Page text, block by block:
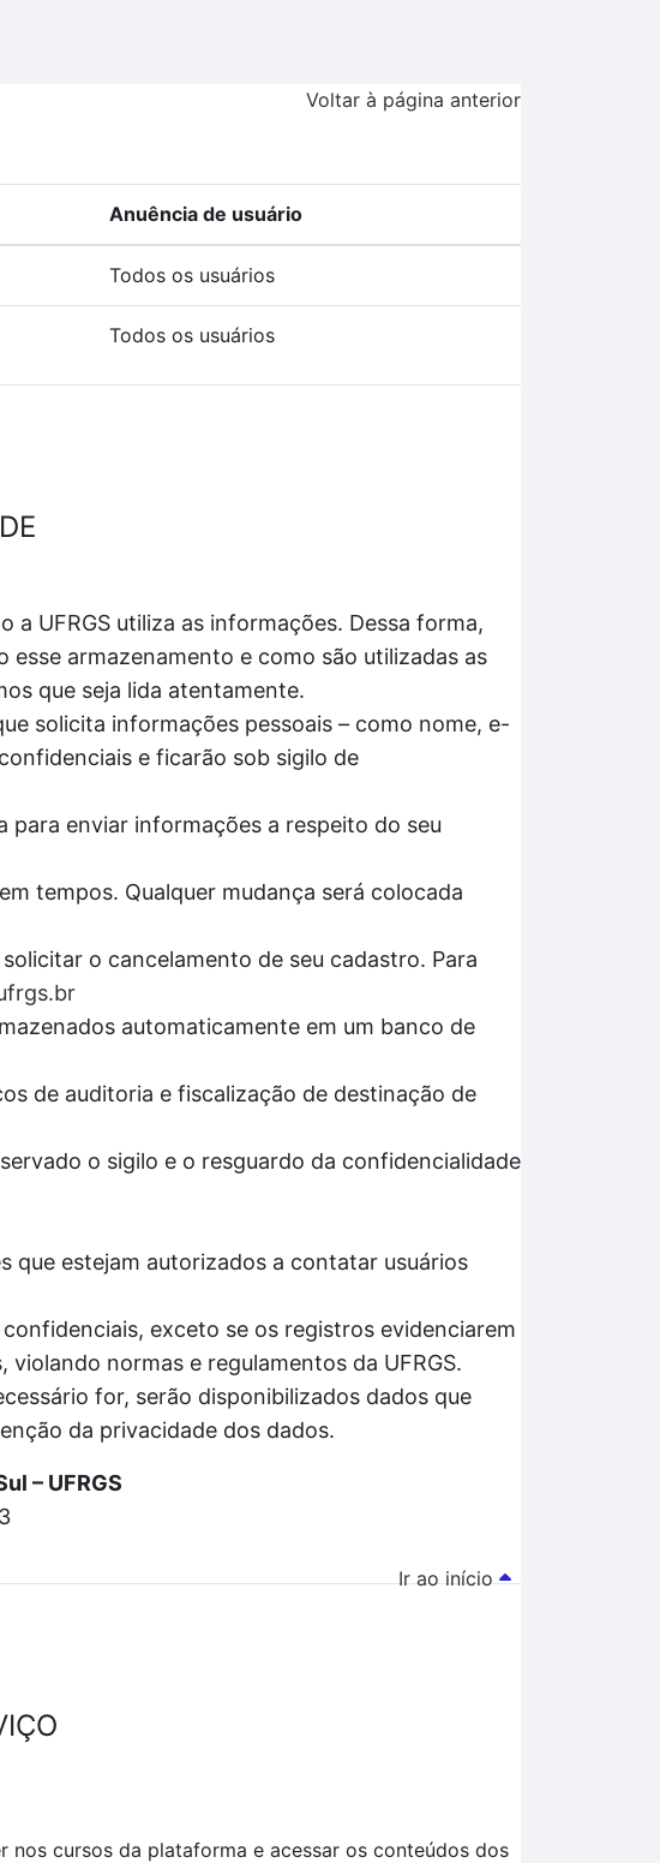
Voltar à página anterior
Anuência de usuário
Todos os usuários
Todos os usuários
UFRGS utiliza as informações. Dessa forma,
armazenamento e como são utilizadas as
que seja lida atentamente.
solicita informações pessoais – como nome, e-
e ficarão sob sigilo de
para enviar informações a respeito do seu
tempos. Qualquer mudança será colocada
o cancelamento de seu cadastro. Para
automaticamente em um banco de
de auditoria e fiscalização de destinação de
o sigilo e o resguardo da confidencialidade
que estejam autorizados a contatar usuários
exceto se os registros evidenciarem
normas e regulamentos da UFRGS.
for, serão disponibilizados dados que
da privacidade dos dados.
– UFRGS
Ir ao início
nos cursos da plataforma e acessar os conteúdos dos